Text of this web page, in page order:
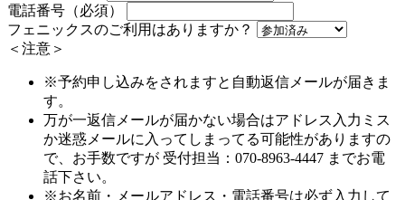
電話番号（必須）
フェニックスのご利用はありますか？
＜注意＞
※予約申し込みをされますと自動返信メールが届きま
す。
万が一返信メールが届かない場合はアドレス入力ミス
か迷惑メールに入ってしまってる可能性がありますの
で、お手数ですが 受付担当：070-8963-4447 までお電
話下さい。
※お名前・メールアドレス・電話番号は必ず入力して